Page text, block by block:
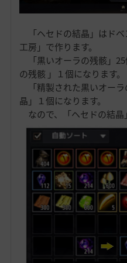
「ヘセドの結晶」はド
工房」で作ります。
「黒いオーラの残骸」
の残骸 」１個になります。
「精製された黒いオーラ
晶」１個になります。
なので、「ヘセドの結晶